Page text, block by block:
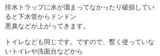
排水トラップに水が溜まってなかったり破損してい
ると下水管からドンドン
悪臭などが上がってきます。
トイレなども同じです。ですので、暫く使っていな
いトイレや洗面台などから